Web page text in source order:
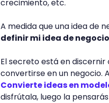
crecimiento, etc.
A medida que una idea de
definir mi idea de
El secreto está en
convertirse en un negocio.
Convierte ideas en
disfrútala, luego la